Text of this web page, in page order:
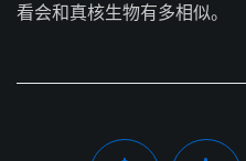
看会和真核生物有多相似。